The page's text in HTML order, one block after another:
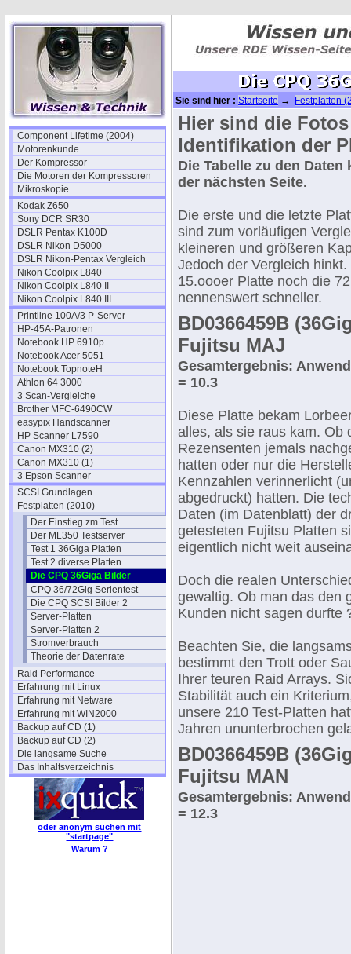
Component Lifetime (2004)
Motorenkunde
Der Kompressor
Die Motoren der Kompressoren
Mikroskopie
Kodak Z650
Sony DCR SR30
DSLR Pentax K100D
DSLR Nikon D5000
DSLR Nikon-Pentax Vergleich
Nikon Coolpix L840
Nikon Coolpix L840 II
Nikon Coolpix L840 III
Printline 100A/3 P-Server
HP-45A-Patronen
Notebook HP 6910p
Notebook Acer 5051
Notebook TopnoteH
Athlon 64 3000+
3 Scan-Vergleiche
Brother MFC-6490CW
easypix Handscanner
HP Scanner L7590
Canon MX310 (2)
Canon MX310 (1)
3 Epson Scanner
SCSI Grundlagen
Festplatten (2010)
Der Einstieg zm Test
Der ML350 Testserver
Test 1 36Giga Platten
Test 2 diverse Platten
Die CPQ 36Giga Bilder
CPQ 36/72Gig Serientest
Die CPQ SCSI Bilder 2
Server-Platten
Server-Platten 2
Stromverbrauch
Theorie der Datenrate
Raid Performance
Erfahrung mit Linux
Erfahrung mit Netware
Erfahrung mit WIN2000
Backup auf CD (1)
Backup auf CD (2)
Die langsame Suche
Das Inhaltsverzeichnis
oder anonym suchen mit
"startpage"
Warum ?
Sie sind hier : Startseite → Festplatten
Hier sind die
Identifikation der
Die Tabelle zu den Daten
der nächsten Seite.
Die erste und die letzte
sind zum vorläufigen
kleineren und größeren
Jedoch der Vergleich
15.oooer Platte noch die
nennenswert schneller.
BD0366459B
Fujitsu MAJ
Gesamtergebnis:
= 10.3
Diese Platte bekam
alles, als sie raus kam. Ob
Rezensenten jemals
hatten oder nur die
Kennzahlen verinnerlicht
abgedruckt) hatten. Die
Daten (im Datenblatt) der
getesteten Fujitsu Platten
eigentlich nicht weit
Doch die realen
gewaltig. Ob man das den
Kunden nicht sagen durfte
Beachten Sie, die
bestimmt den Trott oder
Ihrer teuren Raid Arrays.
Stabilität auch ein
unsere 210 Test-Platten
Jahren ununterbrochen
BD0366459B
Fujitsu MAN
Gesamtergebnis:
= 12.3